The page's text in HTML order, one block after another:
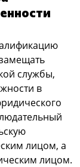
cлужбы,
в
лицoм, а
лицoм.